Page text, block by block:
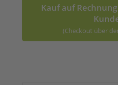
Kauf auf
(Checkout über